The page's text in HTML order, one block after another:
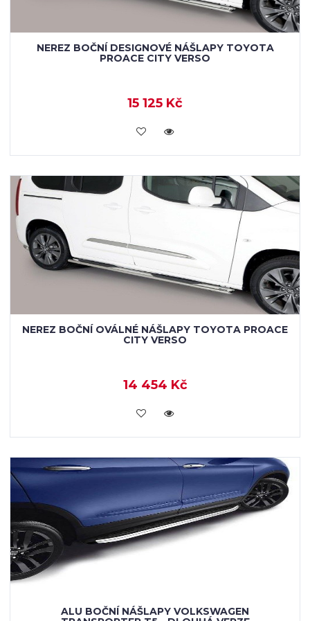
NEREZ BOČNÍ DESIGNOVÉ NÁŠLAPY TOYOTA
PROACE CITY VERSO
15 125 Kč
KOUPIT
NEREZ BOČNÍ OVÁLNÉ NÁŠLAPY TOYOTA PROACE
CITY VERSO
14 454 Kč
KOUPIT
ALU BOČNÍ NÁŠLAPY VOLKSWAGEN